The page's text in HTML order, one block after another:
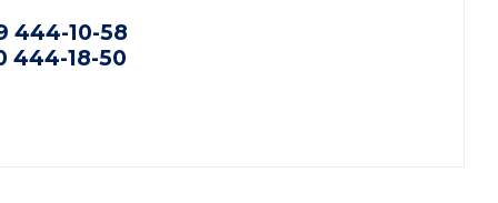
444-10-58
444-18-50